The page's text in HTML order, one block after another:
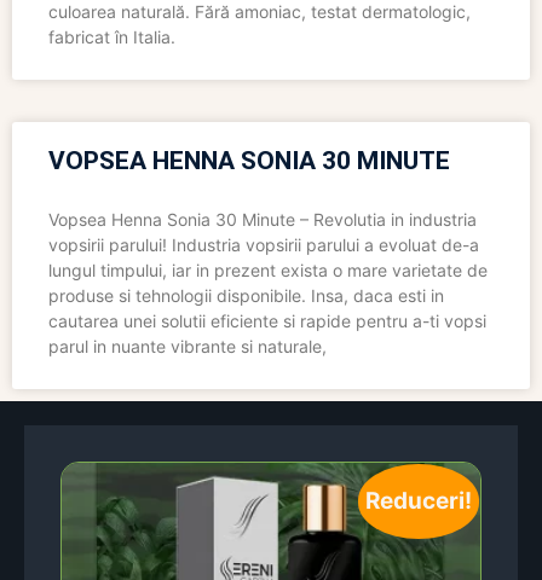
culoarea naturală. Fără amoniac, testat dermatologic,
fabricat în Italia.
VOPSEA HENNA SONIA 30 MINUTE
Vopsea Henna Sonia 30 Minute – Revolutia in industria
vopsirii parului! Industria vopsirii parului a evoluat de-a
lungul timpului, iar in prezent exista o mare varietate de
produse si tehnologii disponibile. Insa, daca esti in
cautarea unei solutii eficiente si rapide pentru a-ti vopsi
parul in nuante vibrante si naturale,
Reduceri!